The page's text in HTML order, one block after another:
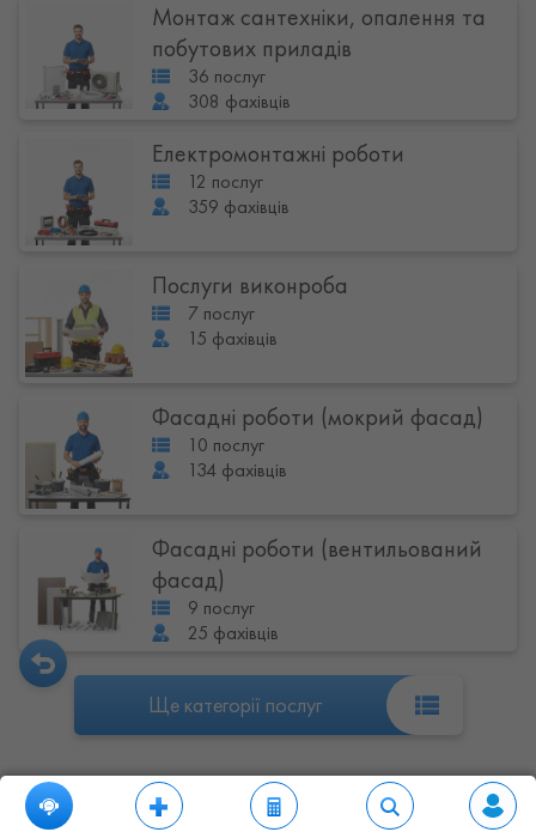
Монтаж сантехніки, опалення та
побутових приладів
36 послуг
308 фахівців
Електромонтажні роботи
12 послуг
359 фахівців
Послуги виконроба
7 послуг
15 фахівців
Фасадні роботи (мокрий фасад)
10 послуг
134 фахівців
Фасадні роботи (вентильований
фасад)
9 послуг
25 фахівців
Ще категорії послуг